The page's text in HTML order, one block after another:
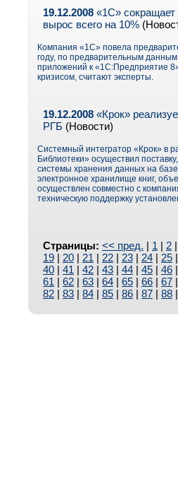
19.12.2008 «1С»
вырос всего на 10%
Компания «1С» повела
году, по предварительным
приложений к «1С:Предприятие
кризисом, считают эксперты.
19.12.2008 «Крок»
РГБ (Новости)
Системный интегратор «Крок» в
Библиотеки» осуществил
системы хранения данных на
электронное хранилище книг,
осуществлен совместно с
техническую поддержку
Страницы: << пред. | 1 | 2
19 | 20 | 21 | 22 | 23 | 24 | 25
40 | 41 | 42 | 43 | 44 | 45 | 46
61 | 62 | 63 | 64 | 65 | 66 | 67
82 | 83 | 84 | 85 | 86 | 87 | 88